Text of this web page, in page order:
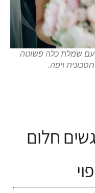
עם שמלת כלה פשוטה
ויפה.
חלום